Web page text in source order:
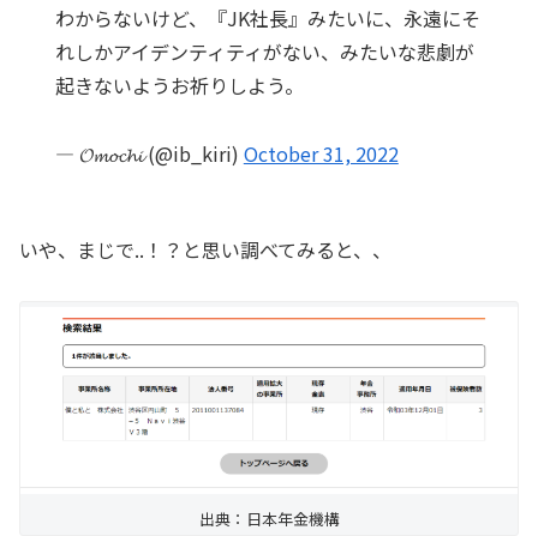
わからないけど、『JK社長』みたいに、永遠にそ
れしかアイデンティティがない、みたいな悲劇が
起きないようお祈りしよう。
— 𝓞𝓶𝓸𝓬𝓱𝓲 (@ib_kiri) October 31, 2022
いや、まじで..！？と思い調べてみると、、
出典：日本年金機構